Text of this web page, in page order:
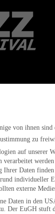
von ihnen sind
zu
auf unserer
verarbeitet
Ihrer Daten
individueller
externe
Daten in den
EuGH stuft